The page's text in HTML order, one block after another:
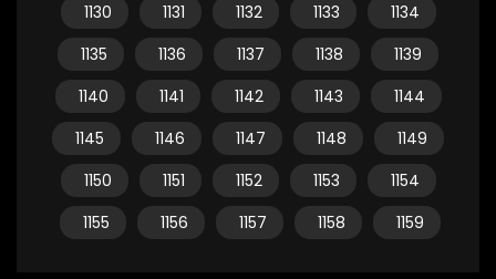
1130
1131 1132 1133
1134
1135
1136 1137 1138
1139
1140
1141 1142 1143
1144
1145
1146 1147 1148
1149
1150
1151 1152 1153
1154
1155
1156 1157 1158 1159